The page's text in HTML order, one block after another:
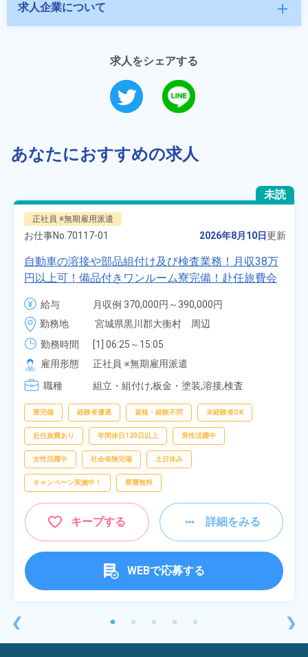
求人企業について add
求人をシェアする
あなたにおすすめの求人
❮
未読
正社員 ※無期雇用派遣
お仕事No. 70117-01 2026年8月10日更新
自動車の溶接や部品組付け及び検査業務！月収38万
円以上可！備品付きワンルーム寮完備！赴任旅費会
社負担★人気の土日休み！昇給＆業績賞与あり！
車・バイク通勤可！無料駐車場あり！カップルでの
応募OK★《宮城県大衡村》
給与
月収例 370,000円～390,000円
時給 1,700円～1,700円
勤務地
宮城県黒川郡大衡村　周辺
勤務時間
[1] 06:25～15:05
[2] 16:00～00:40
[3] 16:30～01:10
[4] 08:00～16:40
雇用形態
正社員 ※無期雇用派遣
職種
組立・組付け,板金・塗装,溶接,検査
寮完備 経験者優遇 資格・経験不問 未経験者OK
赴任旅費あり 年間休日120日以上 男性活躍中
女性活躍中 社会保険完備 土日休み
キャンペーン実施中！ 寮費無料
キープする 詳細をみる
WEBで応募する
❯